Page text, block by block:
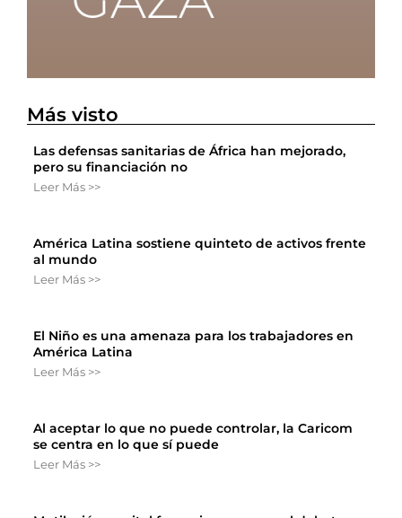
Más visto
Las defensas sanitarias de África han mejorado,
pero su financiación no
Leer Más >>
América Latina sostiene quinteto de activos frente
al mundo
Leer Más >>
El Niño es una amenaza para los trabajadores en
América Latina
Leer Más >>
Al aceptar lo que no puede controlar, la Caricom
se centra en lo que sí puede
Leer Más >>